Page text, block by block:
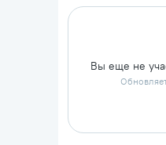
Вы еще не